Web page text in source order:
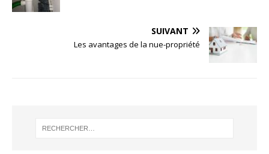
SUIVANT
Les avantages de la nue-propriété